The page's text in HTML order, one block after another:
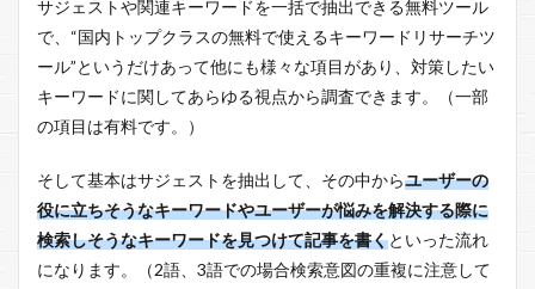
サジェストや関連キーワードを一括で抽出できる無料ツール
で、“国内トップクラスの無料で使えるキーワードリサーチツ
ール”というだけあって他にも様々な項目があり、対策したい
キーワードに関してあらゆる視点から調査できます。（一部
の項目は有料です。）
そして基本はサジェストを抽出して、その中からユーザーの
役に立ちそうなキーワードやユーザーが悩みを解決する際に
検索しそうなキーワードを見つけて記事を書くといった流れ
になります。（2語、3語での場合検索意図の重複に注意して